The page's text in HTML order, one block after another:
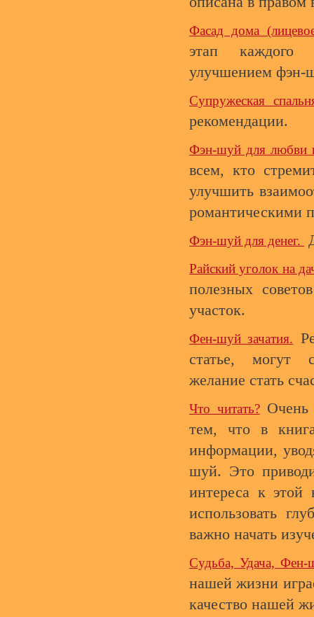
Фасад дома
этап каждого
улучшением фэн-
Супружеская
рекомендации.
Фэн-шуй для любви
всем, кто
улучшить
романтическими
Фэн-шуй для денег.
Райский уголок на
полезных
участок.
Фен-шуй зачатия.
статье, могут
желание стать
Что читать?Очень
тем, что в
информации,
шуй. Это
интереса к этой
использовать
важно начать
Судьба, Удача, Фен-
нашей жизни
качество нашей